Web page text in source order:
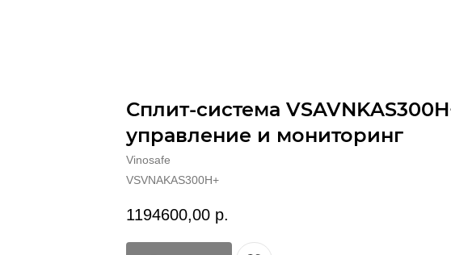
Сплит-система
управление и мониторинг
Vinosafe
VSVNAKAS300H+
1194600,00 р.